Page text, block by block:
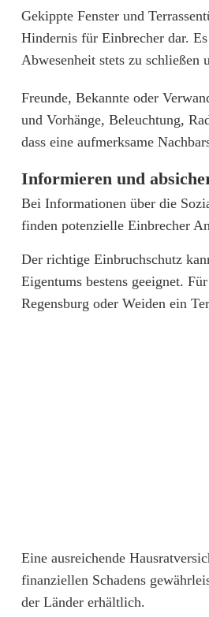
e
i
:
E
i
n
P
a
r
h
e
Gekippte Fenster und
Hindernis für Einbrecher dar.
Abwesenheit stets zu
Freunde, Bekannte oder
und Vorhänge, Beleuchtung,
dass eine aufmerksame
Informieren und
Bei Informationen über die
finden potenzielle Einbrecher
Der richtige Einbruchschutz
Eigentums bestens geeignet.
Regensburg oder Weiden ein
Eine ausreichende
finanziellen Schadens
der Länder erhältlich.